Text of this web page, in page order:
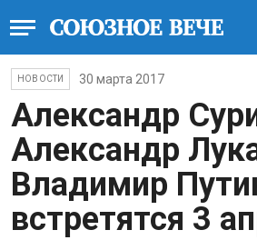
НОВОСТИ 30 марта 2017
Александр
Александр
Владимир
встретятся 3